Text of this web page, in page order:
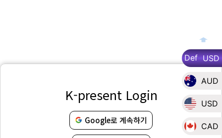
USD
Def
AUD
USD
CAD
K-present Login
Google로 계속하기